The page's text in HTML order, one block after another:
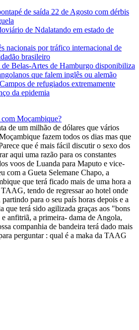
de saída 22 de Agosto com dérbis
de Ndalatando em estado de
nacionais por tráfico internacional de
brasileiro
Belas-Artes de Hamburgo disponibiliza
que falem inglês ou alemão
de refugiados extremamente
da epidemia
Moçambique?
de um milhão de dólares que vários
fazem todos os dias mas que
que é mais fácil discutir o sexo dos
aqui uma razão para os constantes
voos de Luanda para Maputo e vice-
com a Gueta Selemane Chapo, a
que terá ficado mais de uma hora a
tendo de regressar ao hotel onde
para o seu país horas depois e a
que terá sido agilizada graças aos "bons
anfitriã, a primeira- dama de Angola,
companhia de bandeira terá dado mais
perguntar : qual é a maka da TAAG